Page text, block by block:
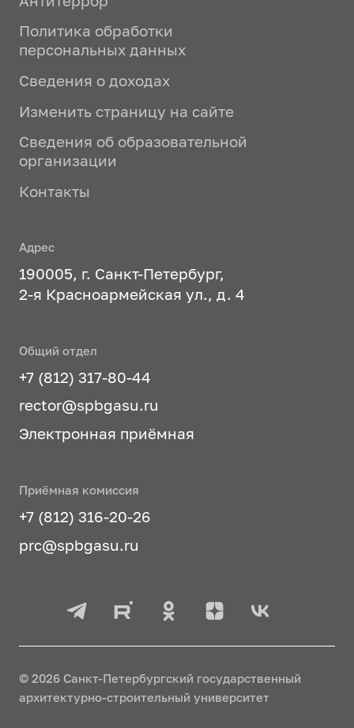
Политика обработки
персональных данных
Сведения о доходах
Изменить страницу на сайте
Сведения об образовательной
организации
Контакты
Адрес
190005, г. Санкт-Петербург,
2-я Красноармейская ул., д. 4
Общий отдел
+7 (812) 317-80-44
rector@spbgasu.ru
Электронная приёмная
Приёмная комиссия
+7 (812) 316-20-26
prc@spbgasu.ru
© 2026 Санкт-Петербургский государственный
архитектурно-строительный университет